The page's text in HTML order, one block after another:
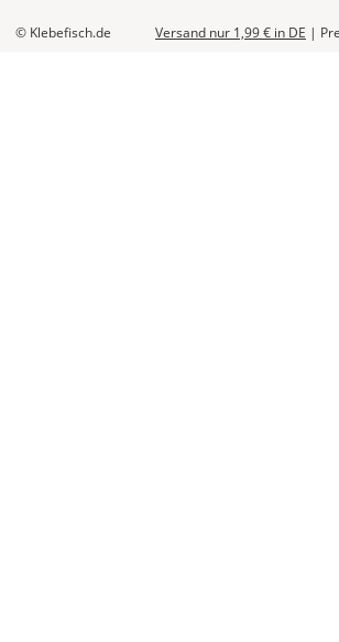
© Klebefisch.de Versand nur 1,99 € in DE |